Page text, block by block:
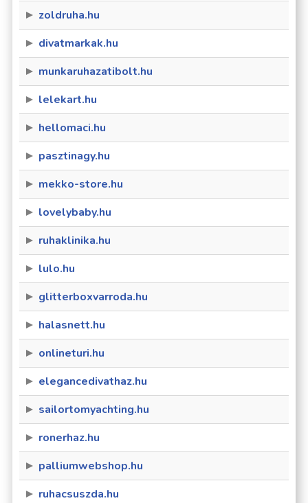
zoldruha.hu
divatmarkak.hu
munkaruhazatibolt.hu
lelekart.hu
hellomaci.hu
pasztinagy.hu
mekko-store.hu
lovelybaby.hu
ruhaklinika.hu
lulo.hu
glitterboxvarroda.hu
halasnett.hu
onlineturi.hu
elegancedivathaz.hu
sailortomyachting.hu
ronerhaz.hu
palliumwebshop.hu
ruhacsuszda.hu